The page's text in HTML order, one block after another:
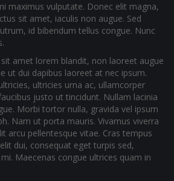
maximus vulputate. Donec elit magna,
sit amet, iaculis non augue. Sed
id bibendum tellus congue. Nunc
amet lorem blandit, non laoreet augue
ut dui dapibus laoreet at nec ipsum.
ultricies urna ac, ullamcorper
justo ut tincidunt. Nullam lacinia
Morbi tortor nulla, gravida vel ipsum
Nam ut porta mauris. Vivamus viverra
arcu pellentesque vitae. Cras tempus
dui, consequat eget turpis sed,
Maecenas congue ultrices quam in